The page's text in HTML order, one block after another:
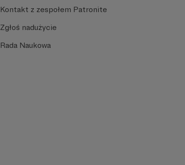
Kontakt z zespołem Patronite
Zgłoś nadużycie
Rada Naukowa